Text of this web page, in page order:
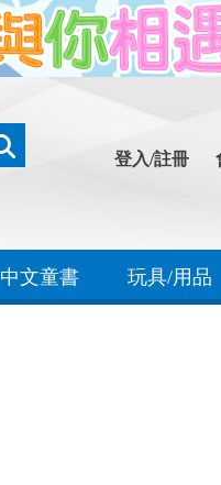
登入/註冊
中文童書 玩具/用品